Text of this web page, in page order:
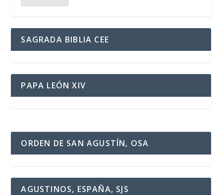
SAGRADA BIBLIA CEE
PAPA LEÓN XIV
ORDEN DE SAN AGUSTÍN, OSA
AGUSTINOS, ESPAÑA, SJS